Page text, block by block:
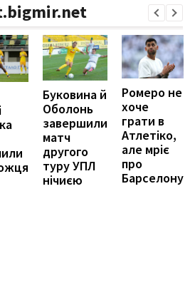
Буковина й
Оболонь
завершили
матч
другого
туру УПЛ
нічиєю
Ромеро не
хоче
грати в
Атлетіко,
але мріє
про
Барселону